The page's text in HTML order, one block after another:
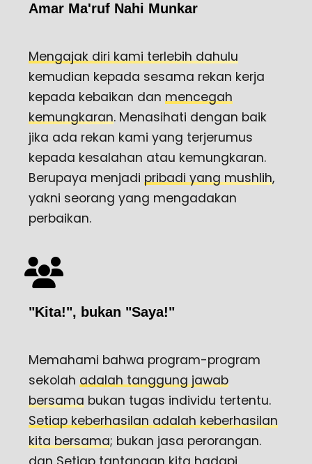
Amar Ma'ruf Nahi Munkar
Mengajak diri kami terlebih dahulu
kemudian kepada sesama rekan kerja
kepada kebaikan dan mencegah
kemungkaran. Menasihati dengan baik
jika ada rekan kami yang terjerumus
kepada kesalahan atau kemungkaran.
Berupaya menjadi pribadi yang mushlih,
yakni seorang yang mengadakan
perbaikan.
"Kita!", bukan "Saya!"
Memahami bahwa program-program
sekolah adalah tanggung jawab
bersamabukan tugas individu tertentu.
Setiap keberhasilan adalah keberhasilan
kita bersama; bukan jasa perorangan.